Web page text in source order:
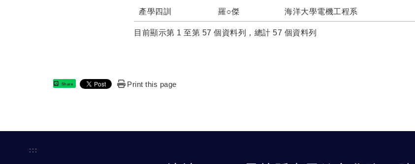
產學四訓 羅○傑 海洋大學電機工程系
目前顯示第 1 至第 57 個資料列，總計 57 個資料列
Share Print this page
:::